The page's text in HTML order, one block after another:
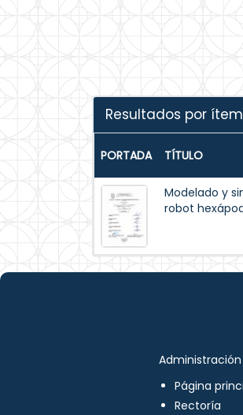
Resultados por
PORTADA TÍTULO
Modelado y
robot
Página
Rectoría